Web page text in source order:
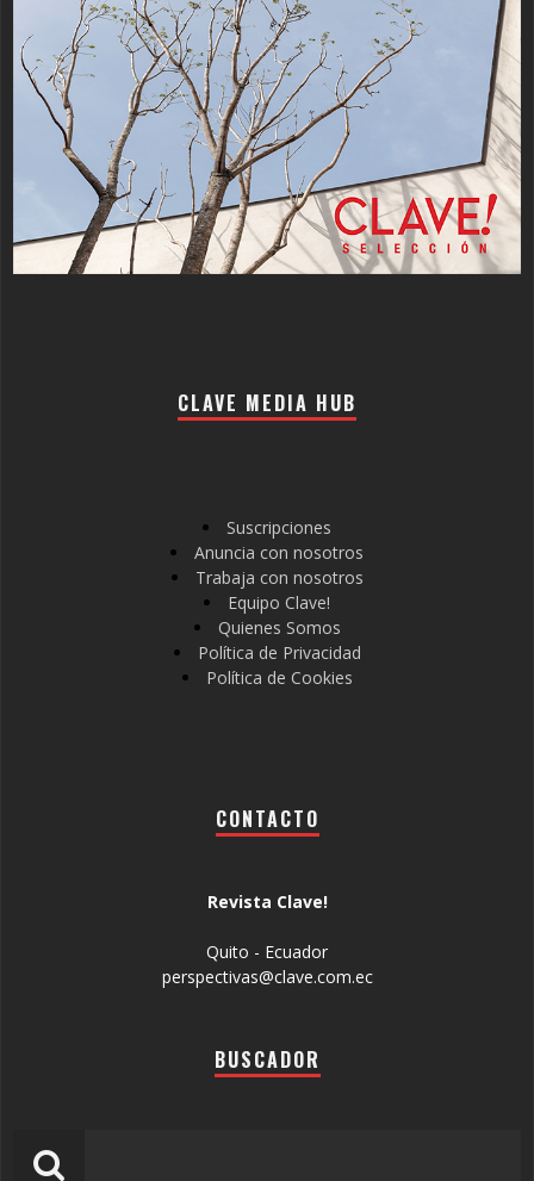
CLAVE MEDIA HUB
Suscripciones
Anuncia con nosotros
Trabaja con nosotros
Equipo Clave!
Quienes Somos
Política de Privacidad
Política de Cookies
CONTACTO
Revista Clave!
Quito - Ecuador
perspectivas@clave.com.ec
BUSCADOR